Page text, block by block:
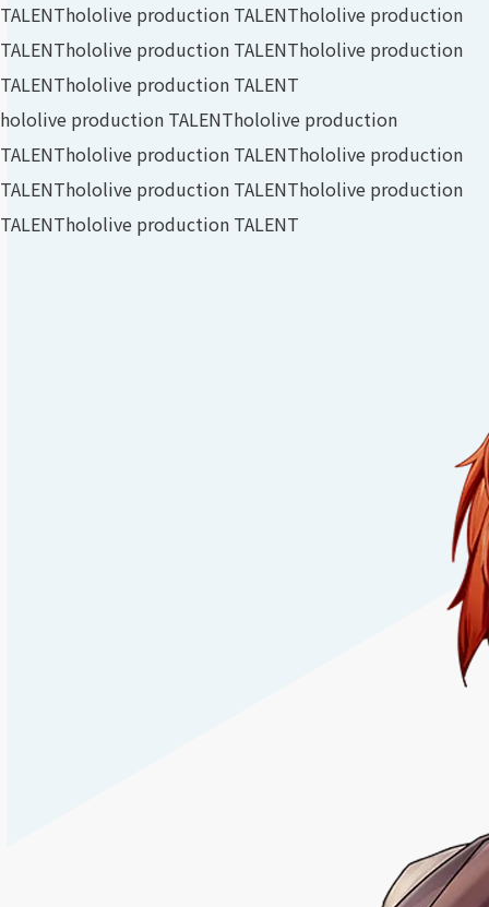
TALENThololive production TALENThololive production
TALENThololive production TALENThololive production
TALENThololive production TALENT
hololive production TALENThololive production
TALENThololive production TALENThololive production
TALENThololive production TALENThololive production
TALENThololive production TALENT